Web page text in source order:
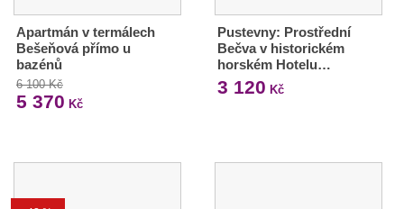
Apartmán v termálech
Bešeňová přímo u
bazénů
6 100 Kč
5 370 Kč
Pustevny: Prostřední
Bečva v historickém
horském Hotelu…
3 120 Kč